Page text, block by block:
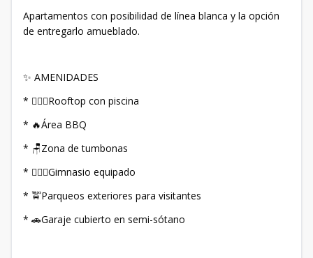
Apartamentos con posibilidad de línea blanca y la opción
de entregarlo amueblado.
✨ AMENIDADES
* 🏊🏻‍♀️Rooftop con piscina
* 🔥Área BBQ
* 🪑Zona de tumbonas
* 🏋🏻‍♀️Gimnasio equipado
* 🚖Parqueos exteriores para visitantes
* 🚗Garaje cubierto en semi-sótano